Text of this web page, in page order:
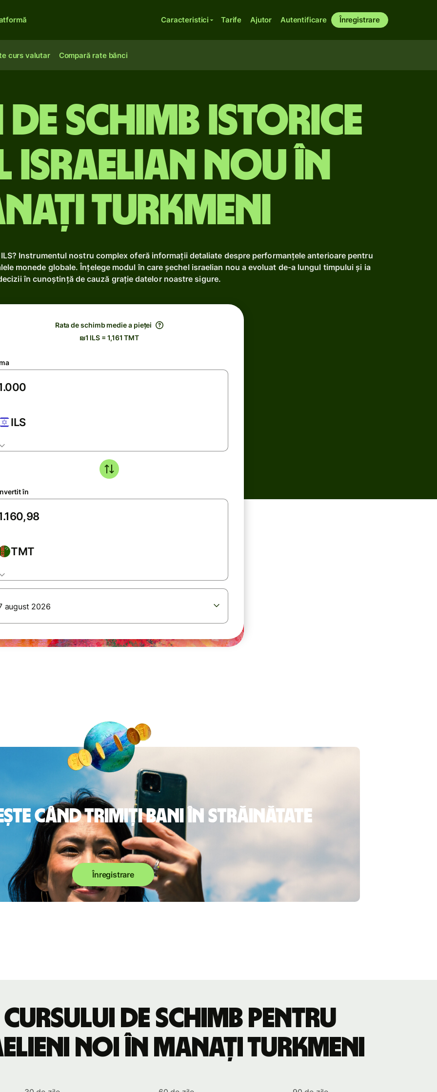
Caracteristici Tarife Ajutor Autentificare Înregistrare
curs valutar Compară rate bănci
schimb istorice
israelian nou în
turkmeni
Instrumentul nostru complex oferă informații detaliate despre performanțele anterioare pentru
monede globale. Înțelege modul în care șechel israelian nou a evoluat de-a lungul timpului și ia
în cunoștință de cauză grație datelor noastre sigure.
Rata de schimb medie a pieței
₪1 ILS = 1,161 TMT
ILS
în
TMT
august 2026
când trimiți bani în străinătate
Înregistrare
de schimb pentru
noi în manați turkmeni